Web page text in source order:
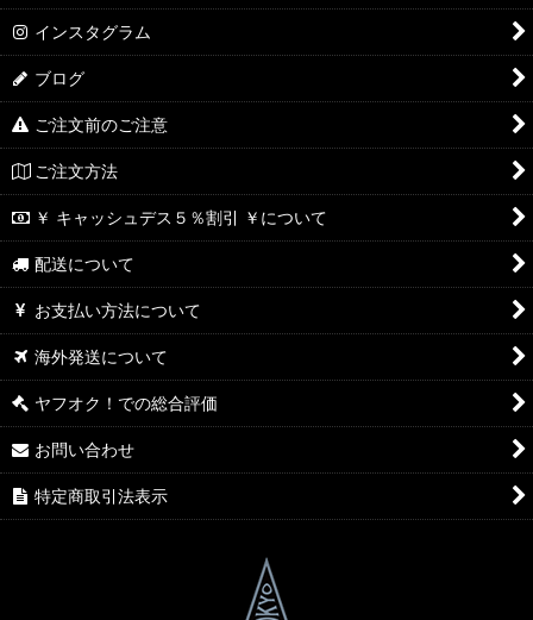
インスタグラム
ブログ
ご注文前のご注意
ご注文方法
￥ キャッシュデス５％割引 ￥について
配送について
お支払い方法について
海外発送について
ヤフオク！での総合評価
お問い合わせ
特定商取引法表示